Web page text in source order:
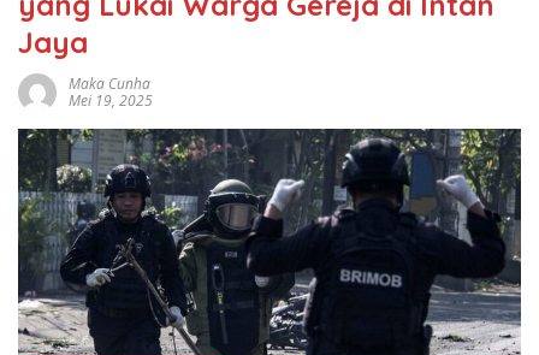
Jaya
Maka Cunha
Mei 19, 2025